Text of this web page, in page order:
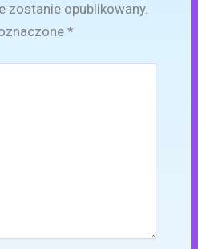
zostanie opublikowany.
*